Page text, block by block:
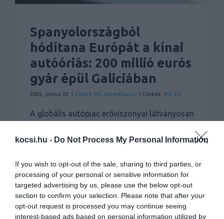
kocsi.hu - Do Not Process My Personal Information
If you wish to opt-out of the sale, sharing to third parties, or
processing of your personal or sensitive information for
targeted advertising by us, please use the below opt-out
section to confirm your selection. Please note that after your
opt-out request is processed you may continue seeing
interest-based ads based on personal information utilized by
Spanyolországból
hódítana Európát a kínai
autóóriás: 200 millió eurós
gyár épül Galiciában
2026. június 03. | Cikkek MG Személyauto | Címkék: MG EU
A globális autópiac erőviszonyai látványosan
most egy újabb mérföldkövéhez érkeztünk. A
lépésre szánta el magát az európai piac
meghódítása érdekében: 200 millió eurós
(átszámítva nagyjából 78-80 milliárd
forintos) beruházással új autógyárat létesít a
spanyolországi Galicia régióban. Az időzítés